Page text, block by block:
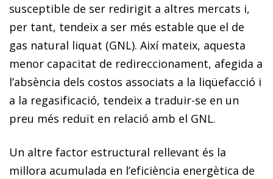
susceptible de ser redirigit a altres mercats i,
per tant, tendeix a ser més estable que el de
gas natural liquat (GNL). Així mateix, aquesta
menor capacitat de redireccionament, afegida a
l’absència dels costos associats a la liqüefacció i
a la regasificació, tendeix a traduir-se en un
preu més reduït en relació amb el GNL.
Un altre factor estructural rellevant és la
millora acumulada en l’eficiència energètica de